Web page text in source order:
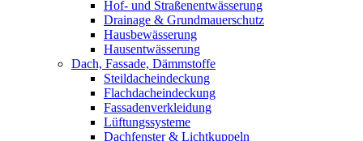
Hof- und Straßenentwässerung
Drainage & Grundmauerschutz
Hausbewässerung
Hausentwässerung
Dach, Fassade, Dämmstoffe
Steildacheindeckung
Flachdacheindeckung
Fassadenverkleidung
Lüftungssysteme
Dachfenster & Lichtkuppeln